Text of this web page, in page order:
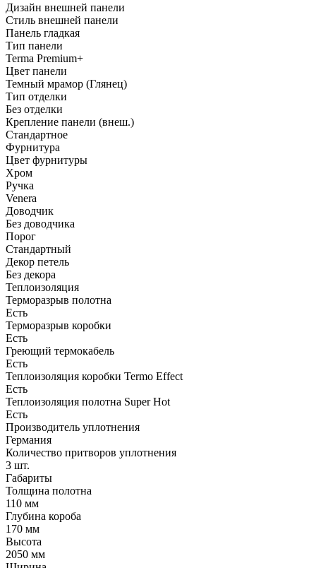
Дизайн внешней панели
Стиль внешней панели
Панель гладкая
Тип панели
Terma Premium+
Цвет панели
Темный мрамор (Глянец)
Тип отделки
Без отделки
Крепление панели (внеш.)
Стандартное
Фурнитура
Цвет фурнитуры
Хром
Ручка
Venera
Доводчик
Без доводчика
Порог
Стандартный
Декор петель
Без декора
Теплоизоляция
Терморазрыв полотна
Есть
Терморазрыв коробки
Есть
Греющий термокабель
Есть
Теплоизоляция коробки Termo Effect
Есть
Теплоизоляция полотна Super Нot
Есть
Производитель уплотнения
Германия
Количество притворов уплотнения
3 шт.
Габариты
Толщина полотна
110 мм
Глубина короба
170 мм
Высота
2050 мм